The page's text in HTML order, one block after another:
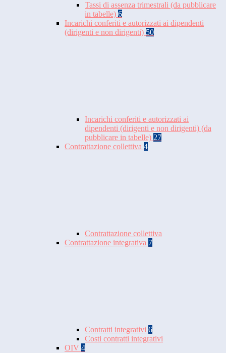
Tassi di assenza trimestrali (da pubblicare
in tabelle) 6
Incarichi conferiti e autorizzati ai dipendenti
(dirigenti e non dirigenti) 50
Incarichi conferiti e autorizzati ai
dipendenti (dirigenti e non dirigenti) (da
pubblicare in tabelle) 27
Contrattazione collettiva 4
Contrattazione collettiva
Contrattazione integrativa 7
Contratti integrativi 6
Costi contratti integrativi
OIV 4